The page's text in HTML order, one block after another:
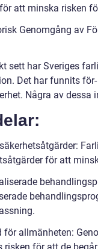
att minska risken
Genomgång av
sett har Sveriges
Det har funnits
Några av dessa
för att
för allmänheten: